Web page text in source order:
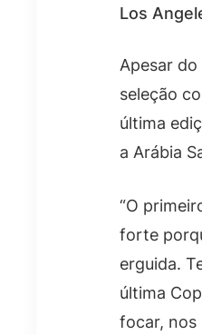
Los
Apesar
seleção
última
a Arábia
“O
forte
erguida.
última
focar, nos